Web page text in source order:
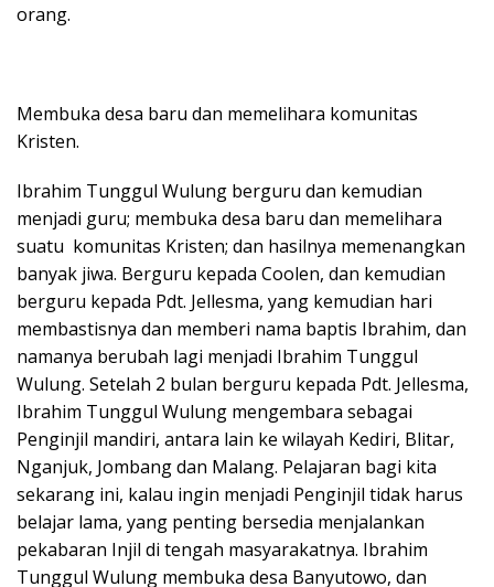
orang.
Membuka desa baru dan memelihara komunitas
Kristen.
Ibrahim Tunggul Wulung berguru dan kemudian
menjadi guru; membuka desa baru dan memelihara
suatu komunitas Kristen; dan hasilnya memenangkan
banyak jiwa. Berguru kepada Coolen, dan kemudian
berguru kepada Pdt. Jellesma, yang kemudian hari
membastisnya dan memberi nama baptis Ibrahim, dan
namanya berubah lagi menjadi Ibrahim Tunggul
Wulung. Setelah 2 bulan berguru kepada Pdt. Jellesma,
Ibrahim Tunggul Wulung mengembara sebagai
Penginjil mandiri, antara lain ke wilayah Kediri, Blitar,
Nganjuk, Jombang dan Malang. Pelajaran bagi kita
sekarang ini, kalau ingin menjadi Penginjil tidak harus
belajar lama, yang penting bersedia menjalankan
pekabaran Injil di tengah masyarakatnya. Ibrahim
Tunggul Wulung membuka desa Banyutowo, dan